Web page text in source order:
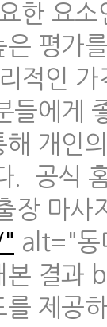
한 요
평가
적인
들에게
개인
. 공식
장 마
alt="동
본 결과
제공